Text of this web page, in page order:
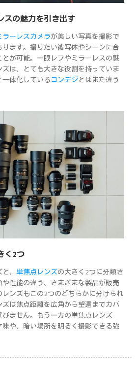
スの魅力を引き出す
ラーレスカメラが美しい写真を撮影で
ります。撮りたい被写体やシーンに合
が可能。一眼レフやミラーレスの魅
は、とても大きな役割を持っていま
体化している コンデジとはまた違う
く2つ
、 単焦点レンズの大きく2つに分類さ
性能の違う、さまざまな製品が販売
レンズもこの2つのどちらかに分けられ
は焦点距離を広角から望遠までカバ
ません。もう一方の単焦点レンズ
や、暗い場所を明るく撮影できる強